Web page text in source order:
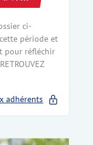
ci-
période et
pour réfléchir
adhérents